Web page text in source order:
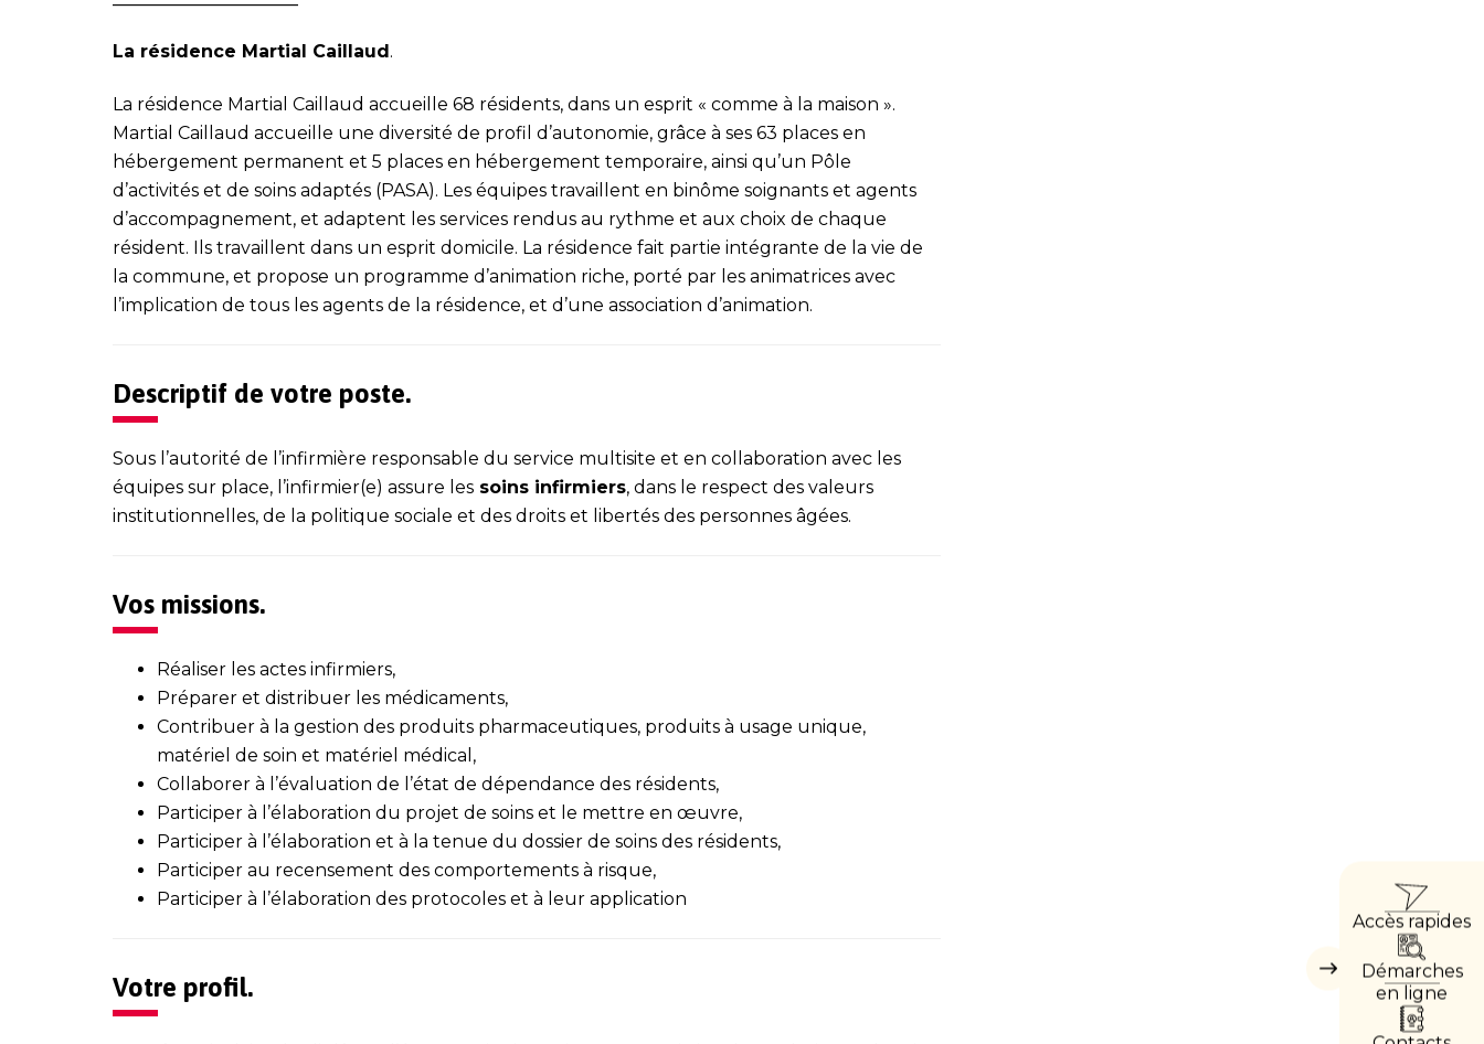
Masquer
Accès rapides
Démarches
en ligne
La résidence Martial Caillaud.
La résidence Martial Caillaud accueille 68 résidents, dans un esprit « comme à la maison ».
Martial Caillaud accueille une diversité de profil d’autonomie, grâce à ses 63 places en
hébergement permanent et 5 places en hébergement temporaire, ainsi qu’un Pôle
d’activités et de soins adaptés (PASA). Les équipes travaillent en binôme soignants et agents
d’accompagnement, et adaptent les services rendus au rythme et aux choix de chaque
résident. Ils travaillent dans un esprit domicile. La résidence fait partie intégrante de la vie de
la commune, et propose un programme d’animation riche, porté par les animatrices avec
l’implication de tous les agents de la résidence, et d’une association d’animation.
Descriptif de votre poste.
Sous l’autorité de l’infirmière responsable du service multisite et en collaboration avec les
équipes sur place, l’infirmier(e) assure les soins infirmiers, dans le respect des valeurs
institutionnelles, de la politique sociale et des droits et libertés des personnes âgées.
Vos missions.
Réaliser les actes infirmiers,
Préparer et distribuer les médicaments,
Contribuer à la gestion des produits pharmaceutiques, produits à usage unique,
matériel de soin et matériel médical,
Collaborer à l’évaluation de l’état de dépendance des résidents,
Participer à l’élaboration du projet de soins et le mettre en œuvre,
Participer à l’élaboration et à la tenue du dossier de soins des résidents,
Participer au recensement des comportements à risque,
Participer à l’élaboration des protocoles et à leur application
Votre profil.